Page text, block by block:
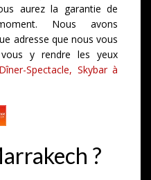
aurez la garantie de
Nous avons
adresse que nous vous
y rendre les yeux
Spectacle, Skybar à
?